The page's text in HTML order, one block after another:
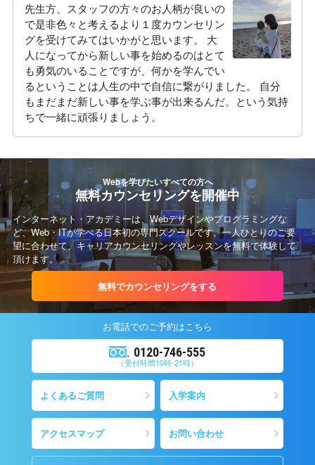
先生方、スタッフの方々のお人柄が良いの
で是非色々と考えるより１度カウンセリン
グを受けてみてはいかがと思います。 大
人になってから新しい事を始めるのはとて
も勇気のいることですが、何かを学んでい
るということは人生の中で自信に繋がりました。 自分
もまだまだ新しい事を学ぶ事が出来るんだ。という気持
ちで一緒に頑張りましょう。
Webを学びたいすべての方へ
無料カウンセリングを開催中
インターネット・アカデミーは、Webデザインやプログラミングな
ど、Web・ITが学べる日本初の専門スクールです。一人ひとりのご要
望に合わせて、キャリアカウンセリングやレッスンを無料で体験して
頂けます。
無料でカウンセリングをする
お電話でのご予約はこちら
0120-746-555
（受付時間10時-21時）
よくあるご質問 入学案内
アクセスマップ お問い合わせ